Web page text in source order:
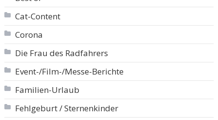
Cat-Content
Corona
Die Frau des Radfahrers
Event-/Film-/Messe-Berichte
Familien-Urlaub
Fehlgeburt / Sternenkinder